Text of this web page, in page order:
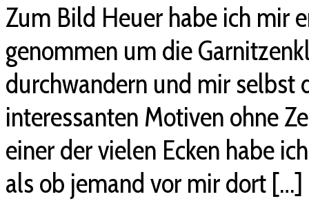
Zum Bild Heuer habe ich mir
genommen um die
durchwandern und mir selbst
interessanten Motiven ohne
einer der vielen Ecken habe
als ob jemand vor mir dort […]